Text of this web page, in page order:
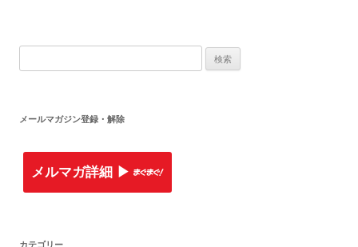
メールマガジン登録・解除
メルマガ詳細 ▶︎
カテゴリー